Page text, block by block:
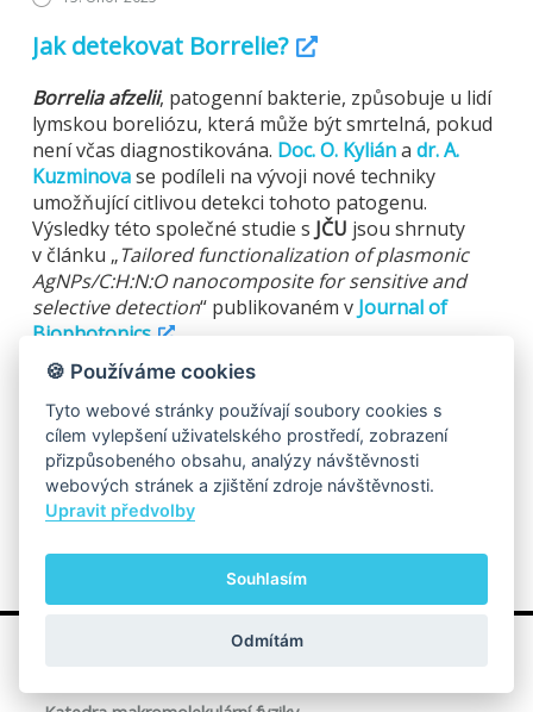
Jak detekovat Borrelie?
Borreliaafzelii, patogenní bakterie, způsobuje u lidí
lymskou boreliózu, která může být smrtelná, pokud
není včas diagnostikována. Doc. O. Kyliána dr. A.
Kuzminovase podíleli na vývoji nové techniky
umožňující citlivou detekci tohoto patogenu.
Výsledky této společné studie s JČU jsou shrnuty
v článku „Tailored functionalization of plasmonic
AgNPs/C:H:N:O nanocomposite for sensitive and
selective detection“ publikovaném v Journal of
Biophotonics
1 2 3 4 6
🍪 Používáme cookies
Tyto webové stránky používají soubory cookies s
cílem vylepšení uživatelského prostředí, zobrazení
přizpůsobeného obsahu, analýzy návštěvnosti
webových stránek a zjištění zdroje návštěvnosti.
Upravit předvolby
Souhlasím
Odmítám